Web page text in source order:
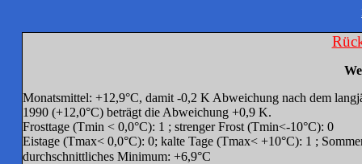
Monatsmittel: +12,9°C, damit -0,2 K Abweichung nach dem
1990 (+12,0°C) beträgt die Abweichung +0,9 K.
Frosttage (Tmin < 0,0°C): 1 ; strenger Frost (Tmin<-10°C): 0
Eistage (Tmax< 0,0°C): 0; kalte Tage (Tmax< +10°C): 1 ;
durchschnittliches Minimum: +6,9°C